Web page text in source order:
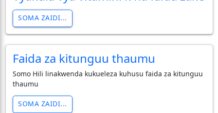
SOMA ZAIDI...
Faida za kitunguu thaumu
Somo Hili linakwenda kukueleza kuhusu faida za kitunguu
thaumu
SOMA ZAIDI...